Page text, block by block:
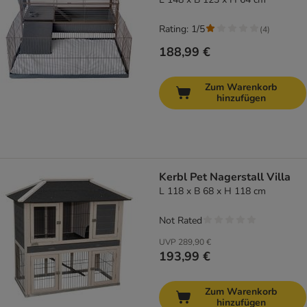
188,99 €
Rating: 1/5 (4)
Zum Warenkorb
hinzufügen
Kerbl Pet Nagerstall Villa
L 118 x B 68 x H 118 cm
UVP 289,90 €
193,99 €
Not Rated
Zum Warenkorb
hinzufügen